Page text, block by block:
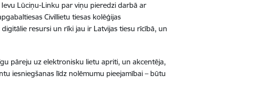
Lūciņu-Linku par viņu pieredzi darbā ar
Civillietu tiesas kolēģijas
resursi un rīki jau ir Latvijas tiesu rīcībā, un
pāreju uz elektronisku lietu apriti, un akcentēja,
iesniegšanas līdz nolēmumu pieejamībai – būtu